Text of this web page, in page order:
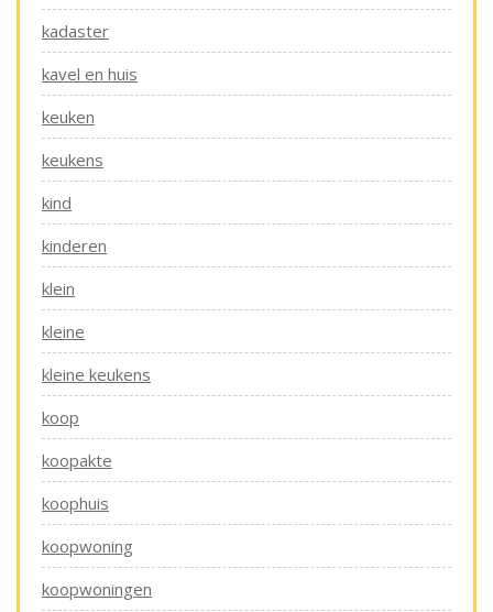
kadaster
kavel en huis
keuken
keukens
kind
kinderen
klein
kleine
kleine keukens
koop
koopakte
koophuis
koopwoning
koopwoningen